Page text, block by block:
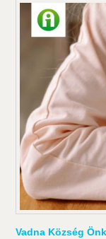
Vadna Község